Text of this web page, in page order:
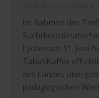
Im Rahmen des
Lycées am 11. Juni
TabakKoffer
des Landes
pädagogischen